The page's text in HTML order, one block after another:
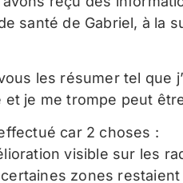
santé de Gabriel, à la
les résumer tel que
et je me trompe peut
car 2 choses :
visible sur les
zones